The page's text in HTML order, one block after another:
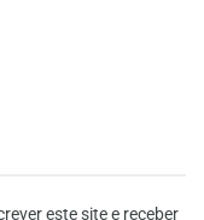
este site e receber